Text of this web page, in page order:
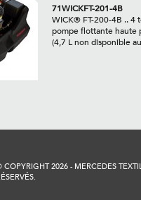
71WICKFT-201-4B
WICK® FT-200-4B .. 4
pompe flottante haute
(4,7 L non disponible
COPYRIGHT 2026 - MERCEDES